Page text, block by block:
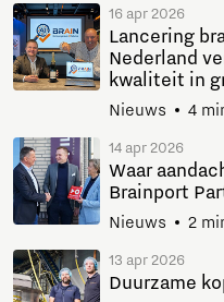
16 apr 2026
Lancering
Nederland
kwaliteit in
Nieuws 4
14 apr 2026
Waar
Brainport
Nieuws 2
13 apr 2026
Duurzame